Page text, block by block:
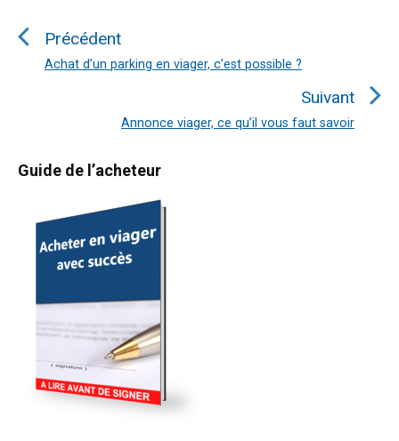
l’article
Précédent
Article
Achat d’un parking en viager, c’est possible ?
Suivant
Article
Annonce viager, ce qu’il vous faut savoir
Primary
Guide de l’acheteur